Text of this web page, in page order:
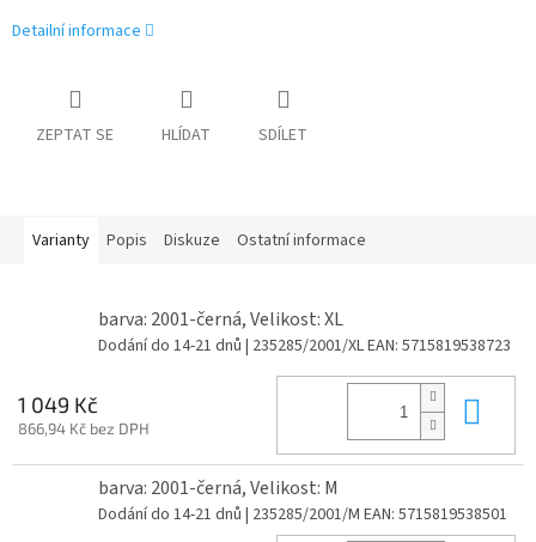
Detailní informace
ZEPTAT SE HLÍDAT SDÍLET
Varianty Popis Diskuze Ostatní informace
barva: 2001-černá, Velikost: XL
Dodání do 14-21 dnů | 235285/2001/XLEAN: 5715819538723
1 049 Kč
866,94 Kč bez DPH
barva: 2001-černá, Velikost: M
Dodání do 14-21 dnů | 235285/2001/M EAN: 5715819538501